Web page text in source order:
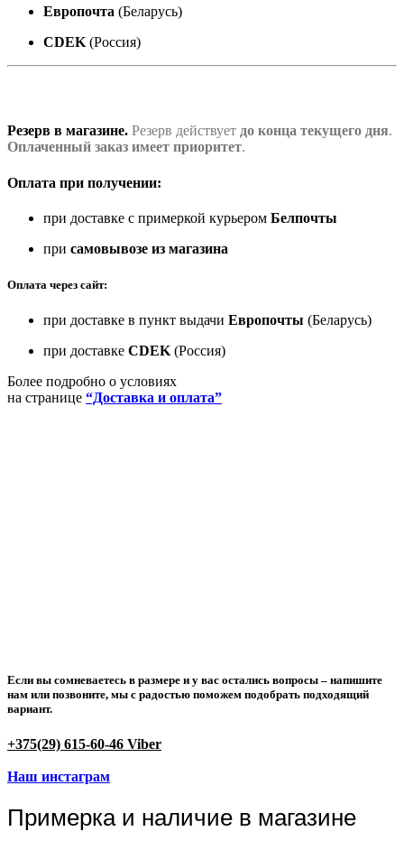
Европочта (Беларусь)
CDEK (Россия)
Резерв в магазине. Резерв действует до конца текущего дня.
Оплаченный заказ имеет приоритет.
Оплата при получении:
при доставке с примеркой курьером Белпочты
при самовывозе из магазина
Оплата через сайт:
при доставке в пункт выдачи Европочты (Беларусь)
при доставке CDEK (Россия)
Более подробно о условиях
на странице “Доставка и оплата”
Если вы сомневаетесь в размере и у вас остались вопросы – напишите
нам или позвоните, мы с радостью поможем подобрать подходящий
вариант.
+375(29) 615-60-46 Viber
Наш инстаграм
Примерка и наличие в магазине